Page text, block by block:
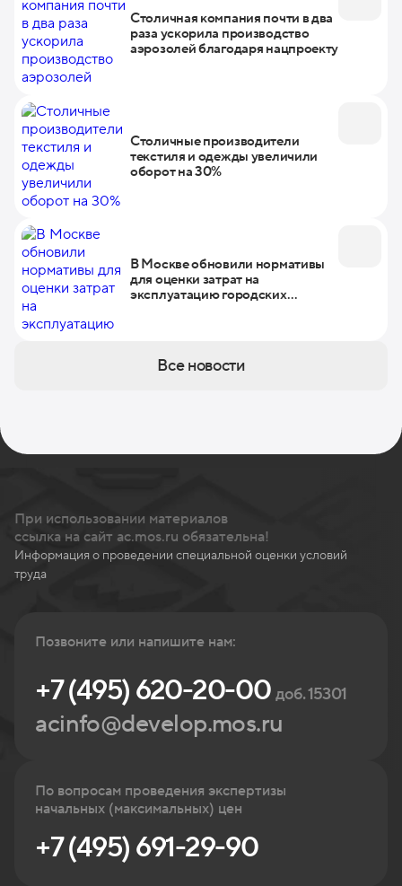
Столичная компания почти в два
раза ускорила производство
аэрозолей благодаря нацпроекту
Столичные производители
текстиля и одежды увеличили
оборот на 30%
В Москве обновили нормативы
для оценки затрат на
эксплуатацию городских
Все новости
При использовании материалов
ссылка на сайт ac.mos.ru обязательна!
Информация о проведении специальной оценки условий
труда
Позвоните или напишите нам:
+7 (495) 620-20-00доб. 15301
acinfo@develop.mos.ru
По вопросам проведения экспертизы
начальных (максимальных) цен
+7 (495) 691-29-90